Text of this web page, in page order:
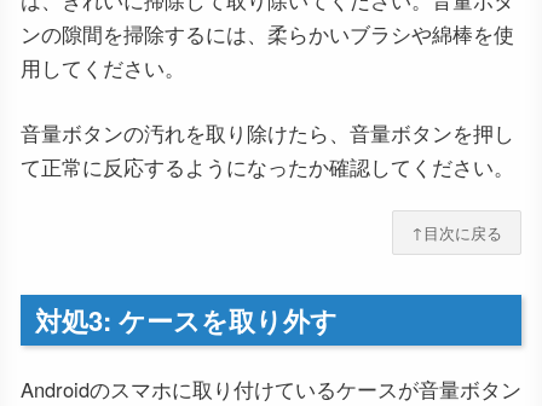
ンの隙間を掃除するには、柔らかいブラシや綿棒を使
用してください。
音量ボタンの汚れを取り除けたら、音量ボタンを押し
て正常に反応するようになったか確認してください。
↑目次に戻る
対処3: ケースを取り外す
Androidのスマホに取り付けているケースが音量ボタン